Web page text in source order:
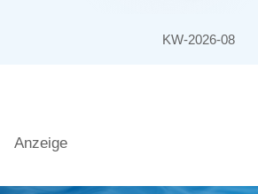
KW-2026-08
Anzeige